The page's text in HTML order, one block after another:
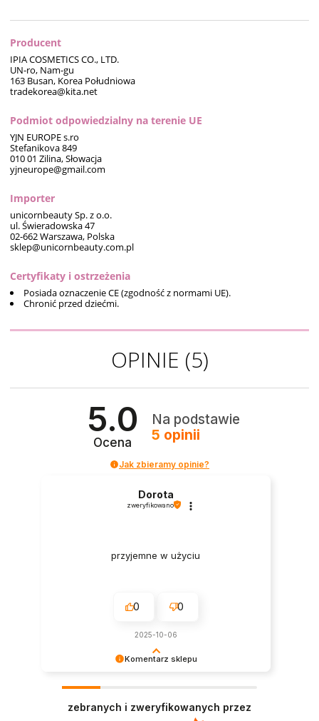
Producent
IPIA COSMETICS CO., LTD.
UN-ro, Nam-gu
163 Busan, Korea Południowa
tradekorea@kita.net
Podmiot odpowiedzialny na terenie UE
YJN EUROPE s.ro
Stefanikova 849
010 01 Zilina, Słowacja
yjneurope@gmail.com
Importer
unicornbeauty Sp. z o.o.
ul. Świeradowska 47
02-662 Warszawa, Polska
sklep@unicornbeauty.com.pl
Certyfikaty i ostrzeżenia
Posiada oznaczenie CE (zgodność z normami UE).
Chronić przed dziećmi.
OPINIE (5)
5.0
Ocena
Na podstawie
5 opinii
Jak zbieramy opinie?
Komentarz sklepu
klientów takich jak Ty i jesteśmy zadowoleni, że
Dorota
zweryfikowano
przyjemne w użyciu
0 0
2025-10-06
zebranych i zweryfikowanych przez